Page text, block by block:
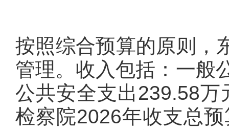
按照综合预算的原则，
管理。收入包括：一般
公共安全支出239.58
检察院2026年收支总